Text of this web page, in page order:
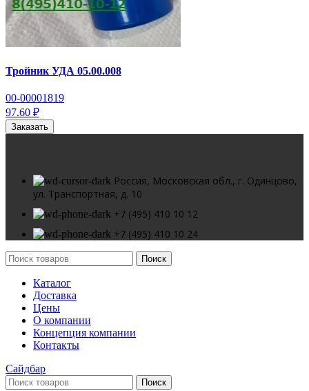
Тройник УДА 05.00.008
00-00001819
97.60 ₽
Заказать
Россия, Московская обл., г. Одинцово,
ул. Транспортная, д. 10
+7 (495) 410 10 12
+7 (495) 410 10 24
Поиск
Каталог
Доставка
Цены
О компании
Концепция компании
Контакты
Сайдбар
Поиск